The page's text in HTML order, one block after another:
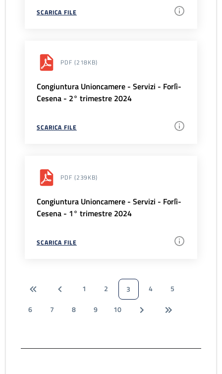
SCARICA FILE
PDF (218KB)
Congiuntura Unioncamere - Servizi - Forlì-
Cesena - 2° trimestre 2024
SCARICA FILE
PDF (239KB)
Congiuntura Unioncamere - Servizi - Forlì-
Cesena - 1° trimestre 2024
SCARICA FILE
1 2 3 4
5
6
7 8 9 10